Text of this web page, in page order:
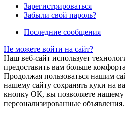
Зарегистрироваться
Забыли свой пароль?
Последние сообщения
Не можете войти на сайт?
Наш веб-сайт использует
предоставить вам больше
Продолжая пользоваться нашим
нашему сайту сохранять куки на
кнопку ОК, вы позволяете нашему
персонализированные объявления.